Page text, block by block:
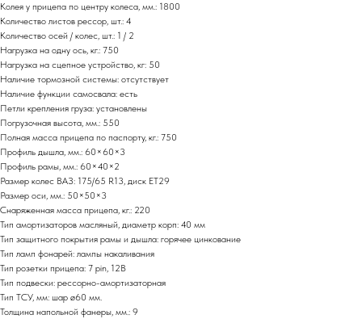
Колея у прицепа по центру колеса, мм.: 1800
Количество листов рессор, шт.: 4
Количество осей / колес, шт.: 1 / 2
Нагрузка на одну ось, кг.: 750
Нагрузка на сцепное устройство, кг: 50
Наличие тормозной системы: отсутствует
Наличие функции самосвала: есть
Петли крепления груза: установлены
Погрузочная высота, мм.: 550
Полная масса прицепа по паспорту, кг.: 750
Профиль дышла, мм.: 60×60×3
Профиль рамы, мм.: 60×40×2
Размер колес ВАЗ: 175/65 R13, диск ET29
Размер оси, мм.: 50×50×3
Снаряженная масса прицепа, кг.: 220
Тип амортизаторов масляный, диаметр корп: 40 мм
Тип защитного покрытия рамы и дышла: горячее цинкование
Тип ламп фонарей: лампы накаливания
Тип розетки прицепа: 7 pin, 12В
Тип подвески: рессорно-амортизаторная
Тип ТСУ, мм: шар ø60 мм.
Толщина напольной фанеры, мм.: 9